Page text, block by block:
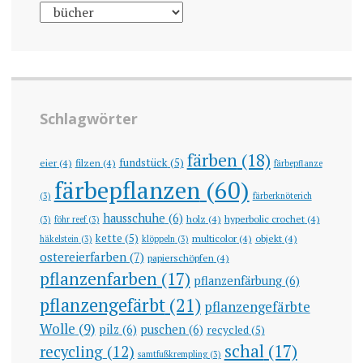
KATEGORIEN
Schlagwörter
eier(4) filzen (4) fundstück(5) färben(18) färbepflanze
(3) färbepflanzen(60) färberknöterich
(3) föhr reef(3) hausschuhe (6) holz (4) hyperbolic crochet(4)
häkelstein(3) kette (5) klöppeln(3) multicolor(4) objekt(4)
ostereierfarben(7) papierschöpfen (4)
pflanzenfarben(17) pflanzenfärbung(6)
pflanzengefärbt(21) pflanzengefärbte
Wolle (9) pilz (6) puschen(6) recycled(5)
recycling(12) samtfußkrempling(3) schal(17)